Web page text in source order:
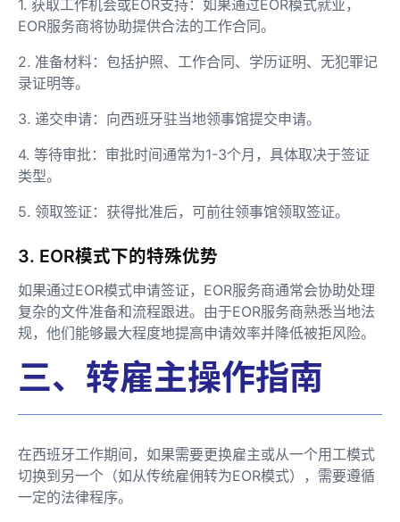
1. 获取工作机会或EOR支持：如果通过EOR模式就业，
EOR服务商将协助提供合法的工作合同。
2. 准备材料：包括护照、工作合同、学历证明、无犯罪记
录证明等。
3. 递交申请：向西班牙驻当地领事馆提交申请。
4. 等待审批：审批时间通常为1-3个月，具体取决于签证
类型。
5. 领取签证：获得批准后，可前往领事馆领取签证。
3. EOR模式下的特殊优势
如果通过EOR模式申请签证，EOR服务商通常会协助处理
复杂的文件准备和流程跟进。由于EOR服务商熟悉当地法
规，他们能够最大程度地提高申请效率并降低被拒风险。
三、转雇主操作指南
在西班牙工作期间，如果需要更换雇主或从一个用工模式
切换到另一个（如从传统雇佣转为EOR模式），需要遵循
一定的法律程序。